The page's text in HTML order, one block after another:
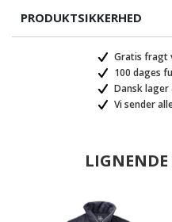
PRODUKTSIKKERHED
Gratis fragt
100 dages
Dansk lager
Vi sender